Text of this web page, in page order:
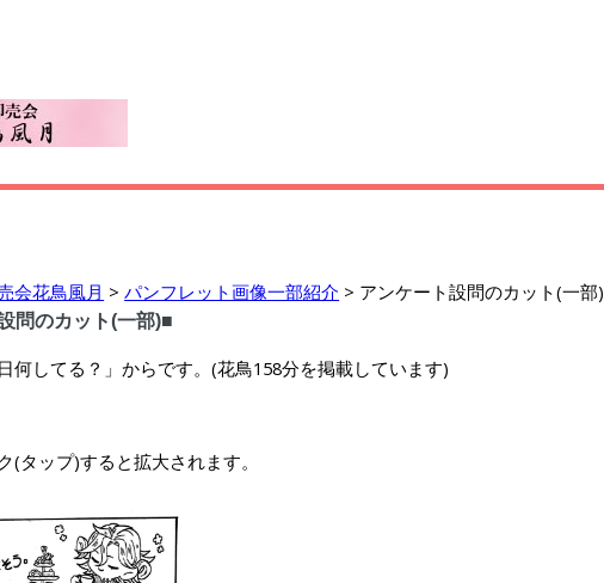
会花鳥風月 >パンフレット画像一部紹介 > アンケート設問のカット(一部)
問のカット(一部)■
何してる？」からです。(花鳥158分を掲載しています)
(タップ)すると拡大されます。